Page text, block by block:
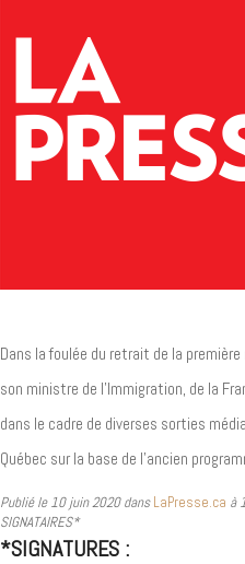
Dans la foulée du retrait de la
son ministre de l’Immigration, de la
dans le cadre de diverses sorties
Québec sur la base de l’ancien
Publié le 10 juin 2020 dansLaPresse.ca à
SIGNATAIRES*
*SIGNATURES :